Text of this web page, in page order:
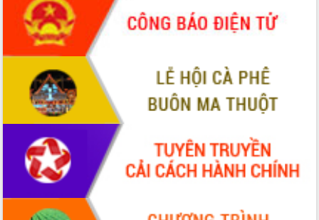
món ăn từ sầu riêng
Đắk Lắk công bố Quy hoạch và xúc
tiến đầu tư tỉnh
Ngành cá ngừ Đắk Lắk chủ động thích
ứng để giữ vững thị trường xuất khẩu
Diễn đàn Kinh tế tư nhân Việt Nam đột
phá cơ chế - Hợp tác công tư
Đề án 06 tạo bước ngoặt đột phá trong
cải cách hành chính tỉnh Đắk Lắk
Kết nối tour, đẩy mạnh chuyển đổi số
để phát triển du lịch Đắk Lắk
Khởi động Dự án Đầu tư xây dựng hạ
tầng kỹ thuật Cụm công nghiệp Tân